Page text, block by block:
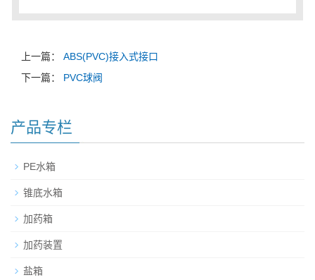
上一篇：
ABS(PVC)接入式接口
下一篇：
PVC球阀
产品专栏
PE水箱
锥底水箱
加药箱
加药装置
盐箱